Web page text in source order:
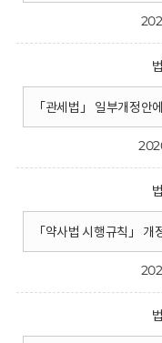
「관세법」 일부개정안
「약사법 시행규칙」